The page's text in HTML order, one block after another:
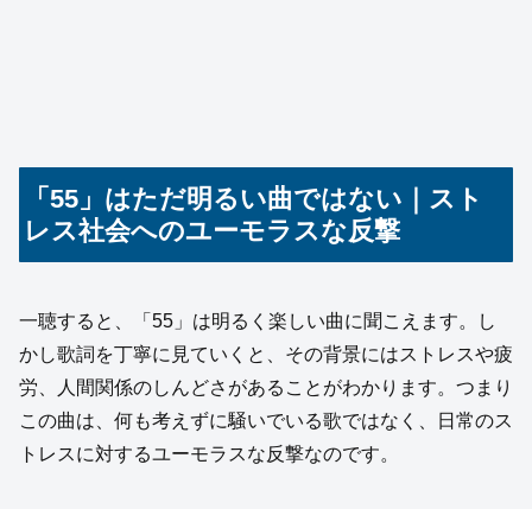
「55」はただ明るい曲ではない｜スト
レス社会へのユーモラスな反撃
一聴すると、「55」は明るく楽しい曲に聞こえます。し
かし歌詞を丁寧に見ていくと、その背景にはストレスや疲
労、人間関係のしんどさがあることがわかります。つまり
この曲は、何も考えずに騒いでいる歌ではなく、日常のス
トレスに対するユーモラスな反撃なのです。